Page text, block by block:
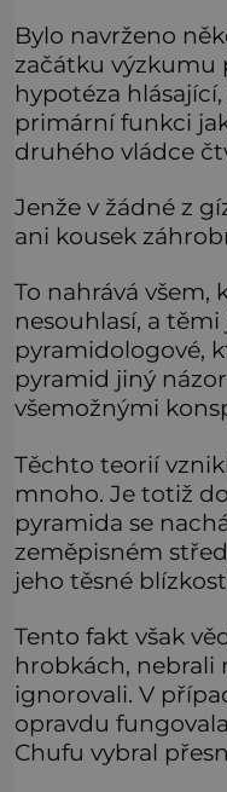
Bylo navrženo
začátku výzkumu
hypotéza
primární funkci
druhého vládce
Jenže v žádné z
ani kousek
To nahrává
nesouhlasí, a
pyramidologové,
pyramid jiný
všemožnými
Těchto teorií
mnoho. Je totiž
pyramida se
zeměpisném
jeho těsné
Tento fakt však
hrobkách, nebrali
ignorovali. V
opravdu
Chufu vybral